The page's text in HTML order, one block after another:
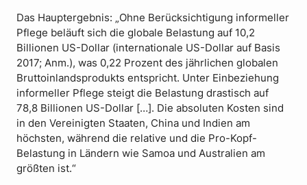
Das Hauptergebnis: „Ohne Berücksichtigung informeller
Pflege beläuft sich die globale Belastung auf 10,2
Billionen US-Dollar (internationale US-Dollar auf Basis
2017; Anm.), was 0,22 Prozent des jährlichen globalen
Bruttoinlandsprodukts entspricht. Unter Einbeziehung
informeller Pflege steigt die Belastung drastisch auf
78,8 Billionen US-Dollar […]. Die absoluten Kosten sind
in den Vereinigten Staaten, China und Indien am
höchsten, während die relative und die Pro-Kopf-
Belastung in Ländern wie Samoa und Australien am
größten ist.“